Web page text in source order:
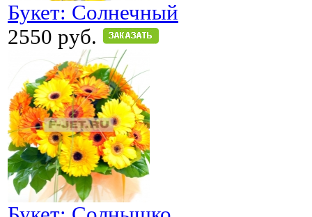
Букет: Солнечный
2550 руб.